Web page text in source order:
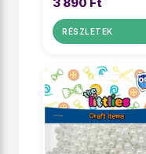
RÉSZLETEK